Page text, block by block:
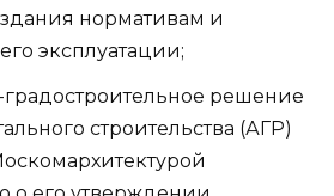
здания нормативам и
эксплуатации;
градостроительное решение
строительства (АГР)